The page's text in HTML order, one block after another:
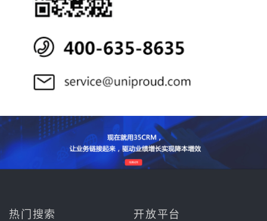
热门搜索 开放平台